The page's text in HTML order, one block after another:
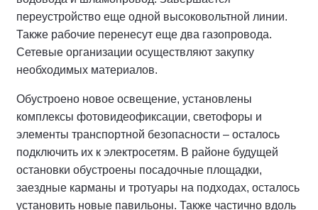
переустройство еще одной высоковольтной линии.
Также рабочие перенесут еще два газопровода.
Сетевые организации осуществляют закупку
необходимых материалов.
Обустроено новое освещение, установлены
комплексы фотовидеофиксации, светофоры и
элементы транспортной безопасности – осталось
подключить их к электросетям. В районе будущей
остановки обустроены посадочные площадки,
заездные карманы и тротуары на подходах, осталось
установить новые павильоны. Также частично вдоль